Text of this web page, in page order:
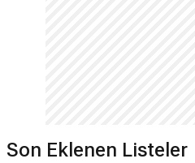
Son Eklenen Listeler